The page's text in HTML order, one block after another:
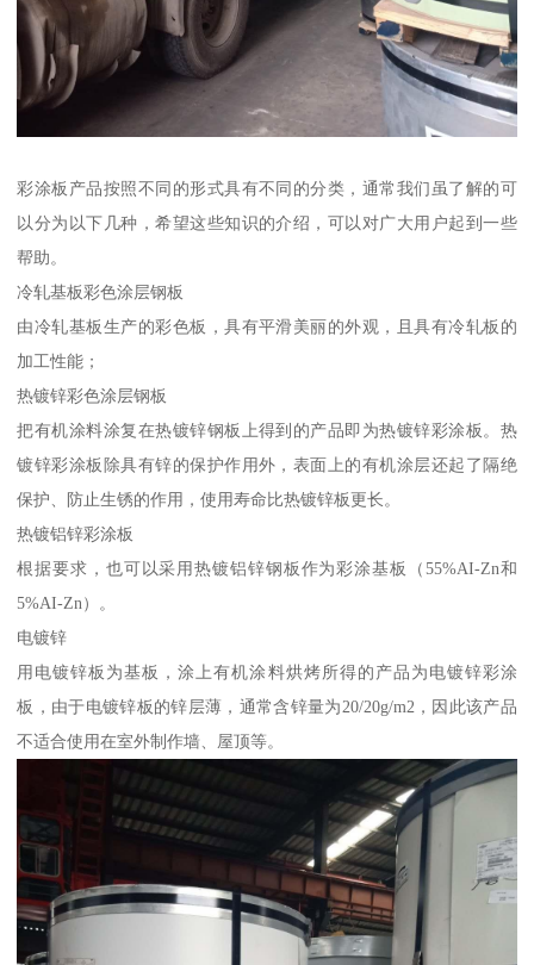
彩涂板产品按照不同的形式具有不同的分类，通常我们虽了解的可
以分为以下几种，希望这些知识的介绍，可以对广大用户起到一些
帮助。
冷轧基板彩色涂层钢板
由冷轧基板生产的彩色板，具有平滑美丽的外观，且具有冷轧板的
加工性能；
热镀锌彩色涂层钢板
把有机涂料涂复在热镀锌钢板上得到的产品即为热镀锌彩涂板。热
镀锌彩涂板除具有锌的保护作用外，表面上的有机涂层还起了隔绝
保护、防止生锈的作用，使用寿命比热镀锌板更长。
热镀铝锌彩涂板
根据要求，也可以采用热镀铝锌钢板作为彩涂基板（55%AI-Zn和
5%AI-Zn）。
电镀锌
用电镀锌板为基板，涂上有机涂料烘烤所得的产品为电镀锌彩涂
板，由于电镀锌板的锌层薄，通常含锌量为20/20g/m2，因此该产品
不适合使用在室外制作墙、屋顶等。